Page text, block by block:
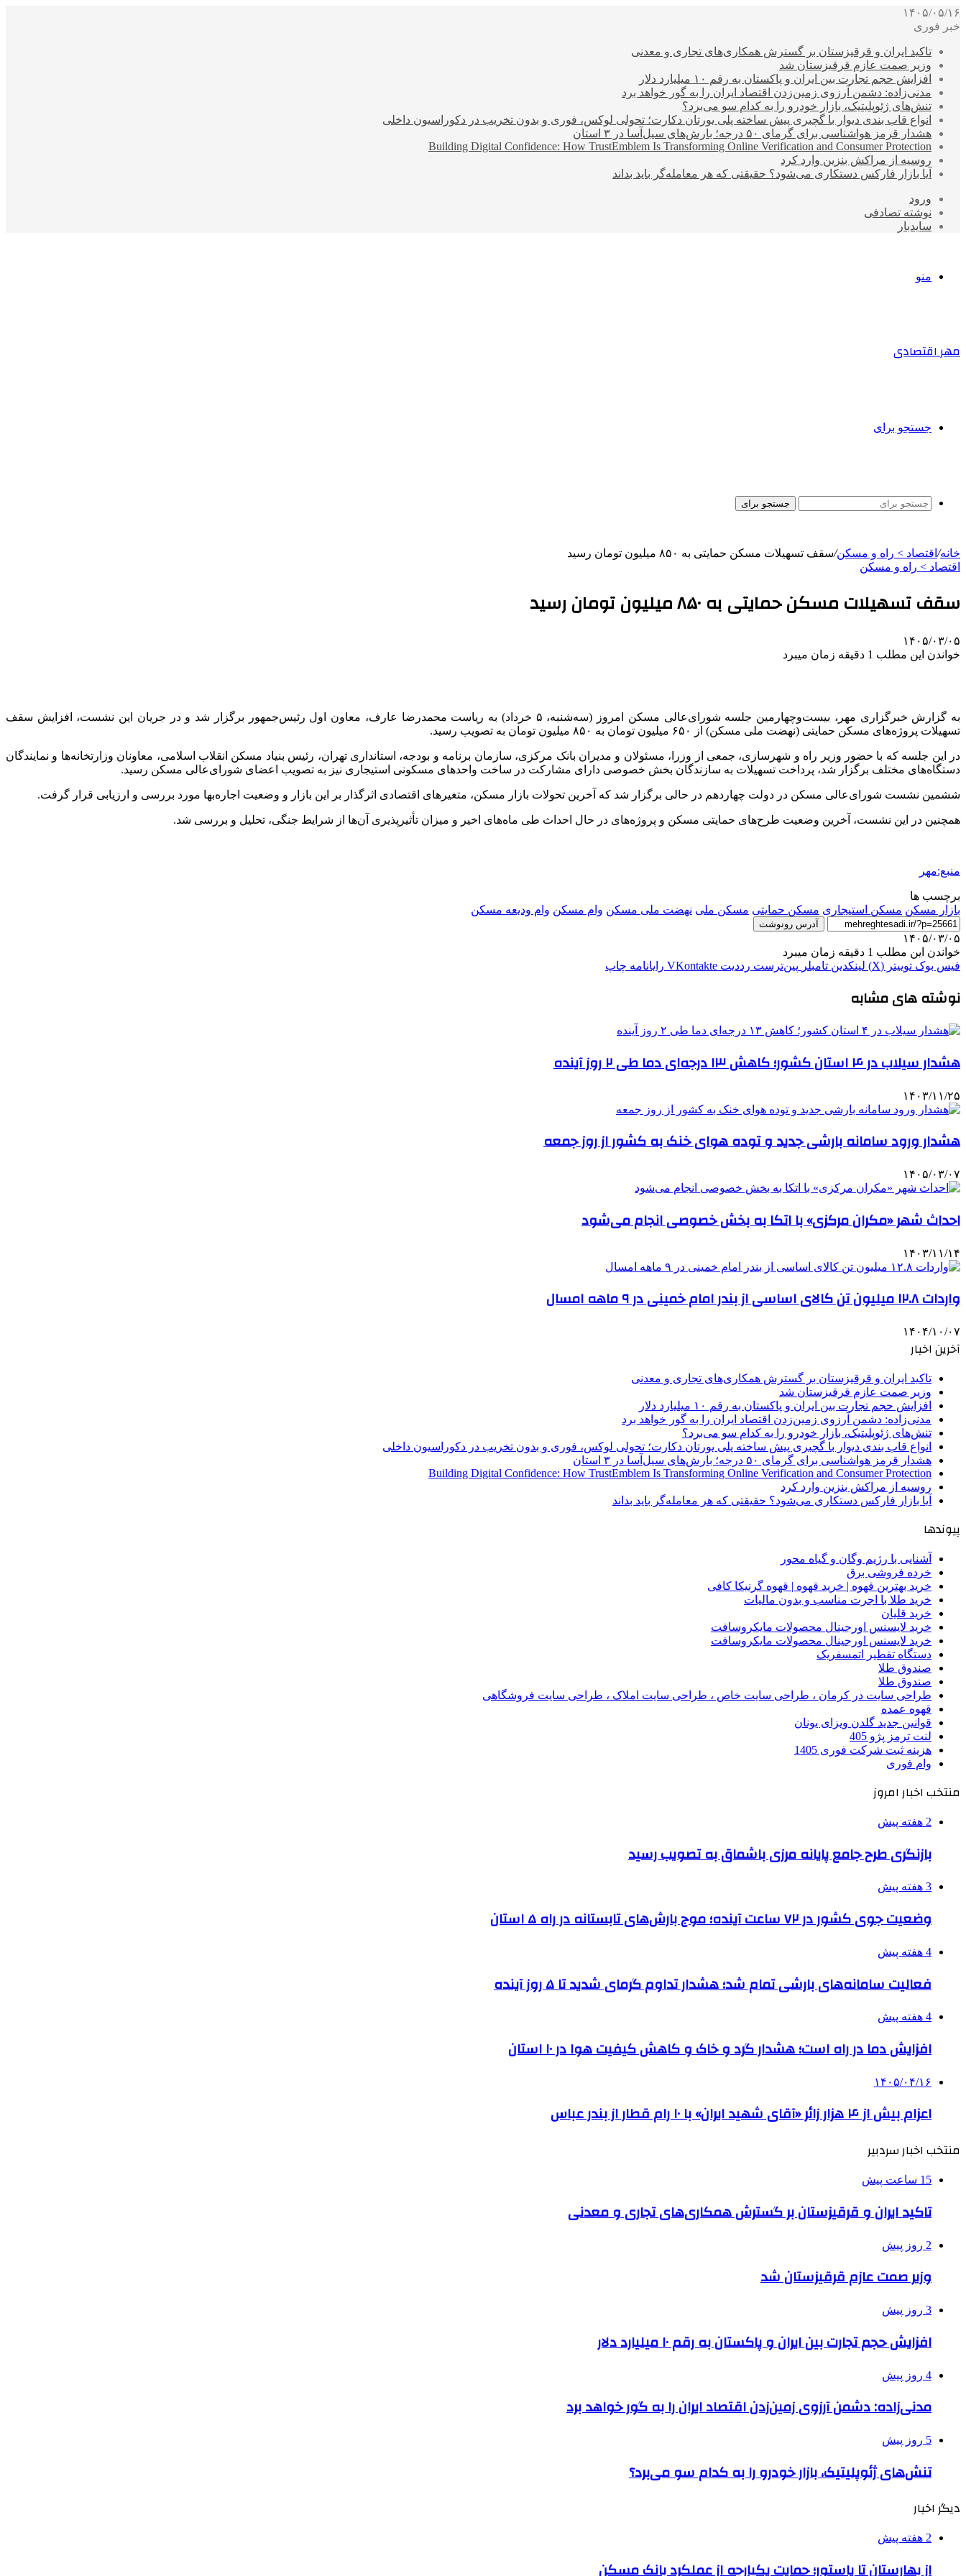
۱۴۰۵/۰۵/۱۶
خبر فوری
تاکید ایران و قرقیزستان بر گسترش همکاری‌های تجاری و معدنی
وزیر صمت عازم قرقیزستان شد
افزایش حجم تجارت بین ایران و پاکستان به رقم ۱۰ میلیارد دلار
مدنی‌زاده: دشمن آرزوی زمین‌زدن اقتصاد ایران را به گور خواهد برد
تنش‌های ژئوپلیتیک، بازار خودرو را به کدام سو می‌برد؟
انواع قاب بندی دیوار با گچبری پیش ساخته پلی یورتان دکارت؛ تحولی لوکس، فوری و بدون تخریب در دکوراسیون داخلی
هشدار قرمز هواشناسی برای گرمای ۵۰ درجه؛ بارش‌های سیل‌آسا در ۳ استان
Building Digital Confidence: How TrustEmblem Is Transforming Online Verification and Consumer Protection
روسیه از مراکش بنزین وارد کرد
آیا بازار فارکس دستکاری می‌شود؟ حقیقتی که هر معامله‌گر باید بداند
ورود
نوشته تصادفی
سایدبار
منو
مهر اقتصادی
جستجو برای
جستجو برای
خانه/ اقتصاد > راه و مسکن/سقف تسهیلات مسکن حمایتی به ۸۵۰ میلیون تومان رسید
اقتصاد > راه و مسکن
سقف تسهیلات مسکن حمایتی به ۸۵۰ میلیون تومان رسید
۱۴۰۵/۰۳/۰۵
خواندن این مطلب 1 دقیقه زمان میبرد
به گزارش خبرگزاری مهر، بیست‌وچهارمین جلسه شورای‌عالی مسکن امروز (سه‌شنبه، ۵ خرداد) به ریاست محمدرضا عارف، معاون اول رئیس‌جمهور برگزار شد و در جریان این نشست، افزایش سقف
تسهیلات پروژه‌های مسکن حمایتی (نهضت ملی مسکن) از ۶۵۰ میلیون تومان به ۸۵۰ میلیون تومان به تصویب رسید.
در این جلسه که با حضور وزیر راه و شهرسازی، جمعی از وزرا، مسئولان و مدیران بانک مرکزی، سازمان برنامه و بودجه، استانداری تهران، رئیس بنیاد مسکن انقلاب اسلامی، معاونان وزارتخانه‌ها و نمایندگان
دستگاه‌های مختلف برگزار شد، پرداخت تسهیلات به سازندگان بخش خصوصی دارای مشارکت در ساخت واحدهای مسکونی استیجاری نیز به تصویب اعضای شورای‌عالی مسکن رسید.
ششمین نشست شورای‌عالی مسکن در دولت چهاردهم در حالی برگزار شد که آخرین تحولات بازار مسکن، متغیرهای اقتصادی اثرگذار بر این بازار و وضعیت اجاره‌بها مورد بررسی و ارزیابی قرار گرفت.
همچنین در این نشست، آخرین وضعیت طرح‌های حمایتی مسکن و پروژه‌های در حال احداث طی ماه‌های اخیر و میزان تأثیرپذیری آن‌ها از شرایط جنگی، تحلیل و بررسی شد.
منبع:مهر
برچسب ها
بازار مسکن مسکن استیجاری مسکن حمایتی مسکن ملی نهضت ملی مسکن وام مسکن وام ودیعه مسکن
آدرس رونوشت
۱۴۰۵/۰۳/۰۵
خواندن این مطلب 1 دقیقه زمان میبرد
فیس بوک توییتر (X) لینکدین ‫تامبلر ‫پین‌ترست ‫رددیت ‫VKontakte رایانامه چاپ
نوشته های مشابه
هشدار سیلاب در ۴ استان کشور؛ کاهش ۱۳ درجه‌ای دما طی ۲ روز آینده
۱۴۰۳/۱۱/۲۵
هشدار ورود سامانه بارشی جدید و توده هوای خنک به کشور از روز جمعه
۱۴۰۵/۰۳/۰۷
احداث شهر «مکران مرکزی» با اتکا به بخش خصوصی انجام می‌شود
۱۴۰۳/۱۱/۱۴
واردات ۱۲.۸ میلیون تن کالای اساسی از بندر امام خمینی در ۹ ماهه امسال
۱۴۰۴/۱۰/۰۷
آخرین اخبار
تاکید ایران و قرقیزستان بر گسترش همکاری‌های تجاری و معدنی
وزیر صمت عازم قرقیزستان شد
افزایش حجم تجارت بین ایران و پاکستان به رقم ۱۰ میلیارد دلار
مدنی‌زاده: دشمن آرزوی زمین‌زدن اقتصاد ایران را به گور خواهد برد
تنش‌های ژئوپلیتیک، بازار خودرو را به کدام سو می‌برد؟
انواع قاب بندی دیوار با گچبری پیش ساخته پلی یورتان دکارت؛ تحولی لوکس، فوری و بدون تخریب در دکوراسیون داخلی
هشدار قرمز هواشناسی برای گرمای ۵۰ درجه؛ بارش‌های سیل‌آسا در ۳ استان
Building Digital Confidence: How TrustEmblem Is Transforming Online Verification and Consumer Protection
روسیه از مراکش بنزین وارد کرد
آیا بازار فارکس دستکاری می‌شود؟ حقیقتی که هر معامله‌گر باید بداند
پیوندها
آشنایی با رژیم وگان و گیاه محور
خرده فروشی برق
خرید بهترین قهوه | خرید قهوه | قهوه گرنیکا کافی
خرید طلا با اجرت مناسب و بدون مالیات
خرید قلیان
خرید لایسنس اورجینال محصولات مایکروسافت
خرید لایسنس اورجینال محصولات مایکروسافت
دستگاه تقطیر اتمسفریک
صندوق طلا
صندوق طلا
طراحی سایت در کرمان ، طراحی سایت خاص ، طراحی سایت املاک ، طراحی سایت فروشگاهی
قهوه عمده
قوانین جدید گلدن ویزای یونان
لنت ترمز پژو 405
هزینه ثبت شرکت فوری 1405
وام فوری
منتخب اخبار امروز
2 هفته پیش
بازنگری طرح جامع پایانه مرزی باشماق به تصویب رسید
3 هفته پیش
وضعیت جوی کشور در ۷۲ ساعت آینده؛ موج بارش‌های تابستانه در راه ۵ استان
4 هفته پیش
فعالیت سامانه‌های بارشی تمام شد؛ هشدار تداوم گرمای شدید تا ۵ روز آینده
4 هفته پیش
افزایش دما در راه است؛ هشدار گرد و خاک و کاهش کیفیت هوا در ۱۰ استان
۱۴۰۵/۰۴/۱۶
اعزام بیش از ۴ هزار زائر «آقای شهید ایران» با ۱۰ رام قطار از بندر عباس
منتخب اخبار سردبیر
15 ساعت پیش
تاکید ایران و قرقیزستان بر گسترش همکاری‌های تجاری و معدنی
2 روز پیش
وزیر صمت عازم قرقیزستان شد
3 روز پیش
افزایش حجم تجارت بین ایران و پاکستان به رقم ۱۰ میلیارد دلار
4 روز پیش
مدنی‌زاده: دشمن آرزوی زمین‌زدن اقتصاد ایران را به گور خواهد برد
5 روز پیش
تنش‌های ژئوپلیتیک، بازار خودرو را به کدام سو می‌برد؟
دیگر اخبار
2 هفته پیش
از بهارستان تا پاستور؛ حمایت یکپارچه از عملکرد بانک مسکن